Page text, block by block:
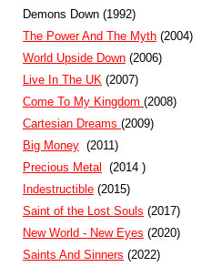
Demons Down (1992)
The Power And The Myth (2004)
World Upside Down (2006)
Live In The UK (2007)
Come To My Kingdom (2008)
Cartesian Dreams (2009)
Big Money (2011)
Precious Metal
(2014 )
Indestructible (2015)
Saint of the Lost Souls (2017)
New World - New Eyes (2020)
Saints And Sinners (2022)